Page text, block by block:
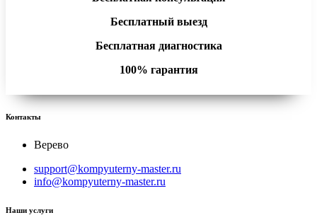
Бесплатный выезд
Бесплатная диагностика
100% гарантия
Контакты
Верево
support@kompyuterny-master.ru
info@kompyuterny-master.ru
Наши услуги